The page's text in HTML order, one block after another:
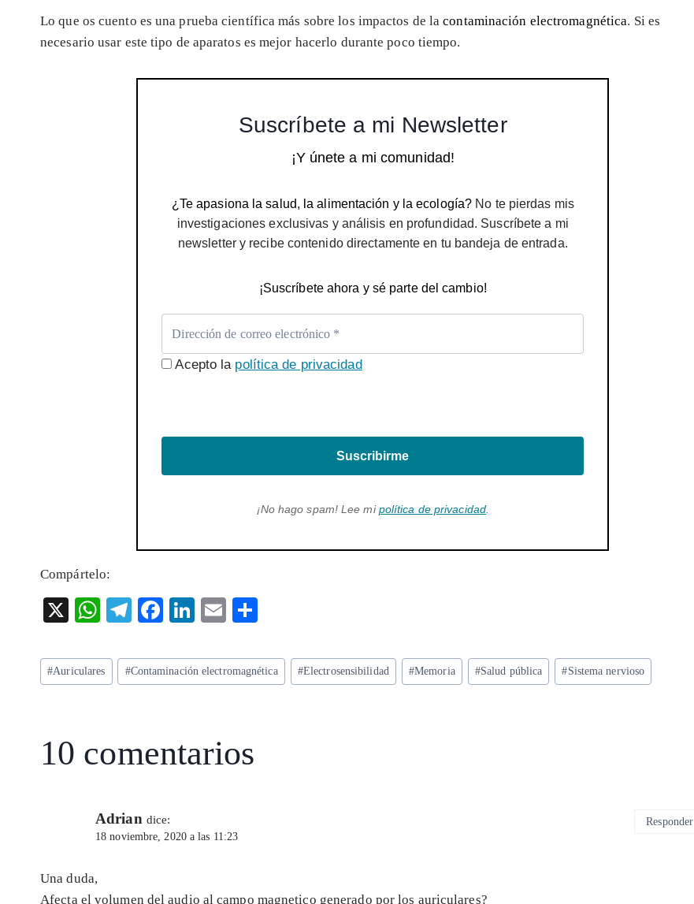
Lo que os cuento es una prueba científica más sobre los impactos de lacontaminación electromagnética. Si es
necesario usar este tipo de aparatos es mejor hacerlo durante poco tiempo.
Suscríbete a mi Newsletter
¡Y únete a mi comunidad!
¿Te apasiona la salud, la alimentación y la ecología? No te pierdas mis
investigaciones exclusivas y análisis en profundidad. Suscríbete a mi
newsletter y recibe contenido directamente en tu bandeja de entrada.
¡Suscríbete ahora y sé parte del cambio!
Acepto la política de privacidad
Suscribirme
¡No hago spam! Lee mipolítica de privacidad
Compártelo:
X
W
ts
A
T
eg
ra
F
eb
o
Li
ke
dI
E
ai
l
re
Etiquetas
de
#Auriculares #Contaminación electromagnética #Electrosensibilidad #Memoria #Salud pública #Sistema nervioso
10 comentarios
Adrian dice:
18 noviembre, 2020 a las 11:23
Una duda,
Afecta el volumen del audio al campo magnetico generado por los auriculares?
Responder